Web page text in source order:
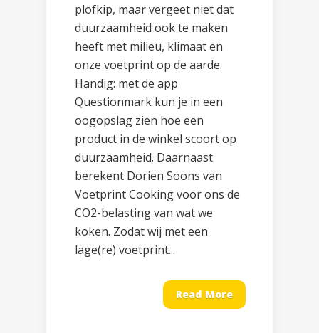
plofkip, maar vergeet niet dat
duurzaamheid ook te maken
heeft met milieu, klimaat en
onze voetprint op de aarde.
Handig: met de app
Questionmark kun je in een
oogopslag zien hoe een
product in de winkel scoort op
duurzaamheid. Daarnaast
berekent Dorien Soons van
Voetprint Cooking voor ons de
CO2-belasting van wat we
koken. Zodat wij met een
lage(re) voetprint...
Read More